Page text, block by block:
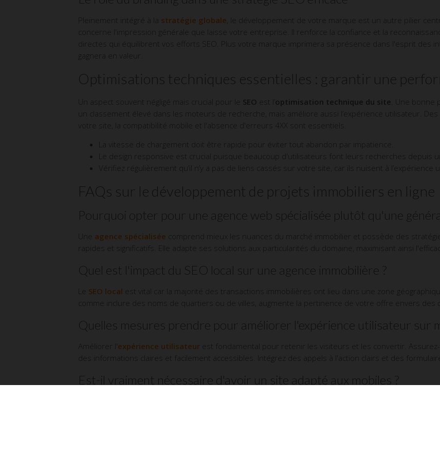
Pleinement intégré à la stratégie globale , le développement de votre marque est un autre pilier
concerne l'impression générale que laisse votre entreprise. Il renforce la confiance et la
directes qui équilibrent vos efforts SEO. Plus votre marque imprimera sa présence dans l'esprit des
gagnera en valeur.
Optimisations techniques essentielles : garantir une
Un aspect souvent négligé mais crucial pour le SEO est l’ optimisation technique du site . Une
un classement élevé dans les moteurs de recherche, mais améliore aussi l’expérience utilisateur.
votre site, la compatibilité mobile et l'absence d'erreurs 4XX sont essentiels.
La vitesse de chargement doit être rapide pour éviter tout abandon par impatience.
Le design responsive est crucial puisque beaucoup d'utilisateurs font leurs recherches depuis
Vérifiez régulièrement qu’il n’y a pas de liens cassés sur votre site, car ils nuisent à l’expérience
FAQs sur le développement de projets immobiliers en ligne
Pourquoi opter pour une agence web spécialisée plutôt qu'une
agence spécialisée comprend mieux les nuances du marché immobilier et possède des
rapides et significatifs. Elle adapte ses solutions aux particularités du domaine, maximisant ainsi
Quel est l'impact du SEO local sur une agence immobilière ?
SEO local est vital car la majorité des transactions immobilières ont lieu dans une zone
comme inclure des noms de quartiers ou de villes, augmente la pertinence de votre offre envers des
Quelles mesures prendre pour améliorer l'expérience utilisateur sur
expérience utilisateur est fondamental pour retenir les visiteurs et les convertir.
des informations claires et facilement accessibles. Intégrez des appels à l'action clairs et des
Est-il vraiment nécessaire d'avoir un site adapté aux mobiles ?